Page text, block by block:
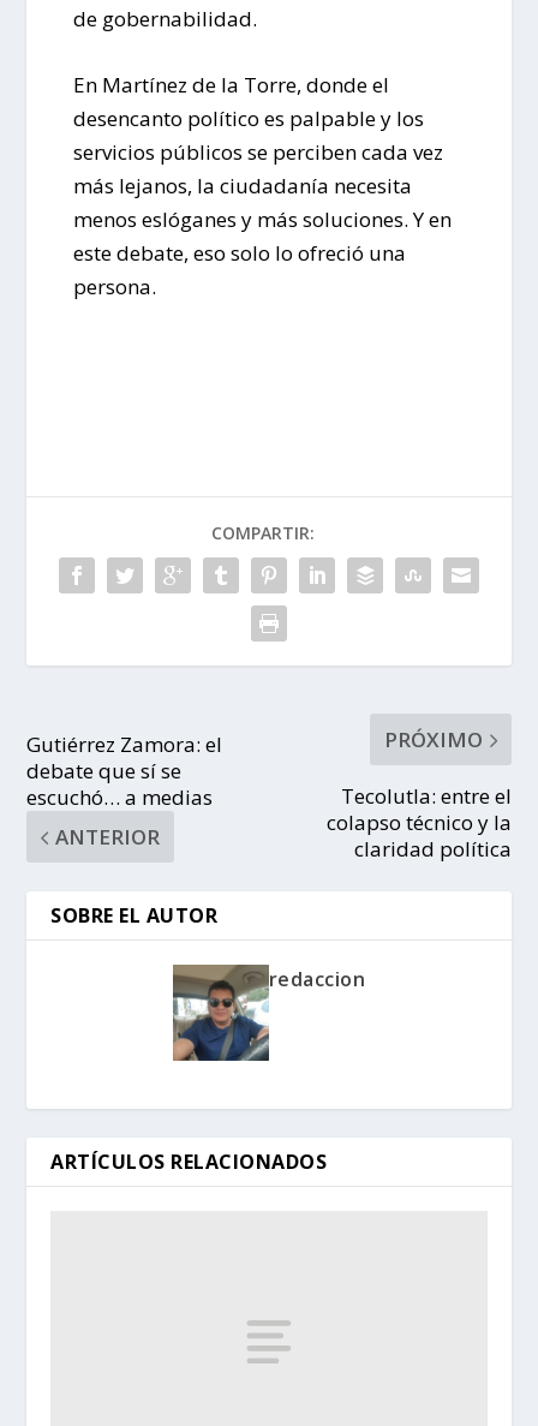
de gobernabilidad.
En Martínez de la Torre, donde el
desencanto político es palpable y los
servicios públicos se perciben cada vez
más lejanos, la ciudadanía necesita
menos eslóganes y más soluciones. Y en
este debate, eso solo lo ofreció una
persona.
COMPARTIR:
Gutiérrez Zamora: el
debate que sí se
escuchó… a medias
ANTERIOR
PRÓXIMO
Tecolutla: entre el
colapso técnico y la
claridad política
SOBRE EL AUTOR
redaccion
ARTÍCULOS RELACIONADOS